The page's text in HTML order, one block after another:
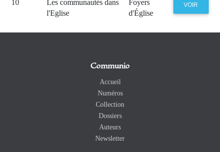
10
Les communautés dans
l'Eglise
Foyers
d'Église
VOIR
Communio
Accueil
Numéros
Collection
Dossiers
Auteurs
Newsletter